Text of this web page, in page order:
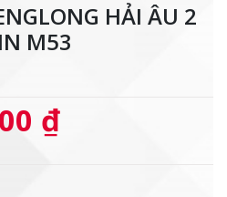
HẢI ÂU 2
M53
₫